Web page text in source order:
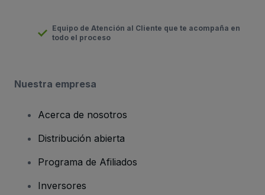
Equipo de Atención al Cliente que te acompaña en
todo el proceso
Nuestra empresa
Acerca de nosotros
Distribución abierta
Programa de Afiliados
Inversores